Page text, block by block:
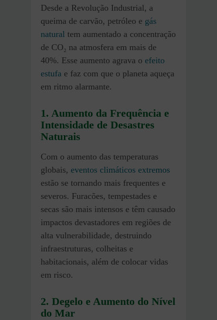
Desde a Revolução Industrial, a
queima de carvão, petróleo e gás
natural tem aumentado a concentração
de CO₂ na atmosfera em mais de
40%. Esse aumento agrava o efeito
estufa e faz com que o planeta aqueça
em ritmo alarmante.
1. Aumento da Frequência e
Intensidade de Desastres
Naturais
Com o aumento das temperaturas
globais, eventos climáticos extremos
estão se tornando mais frequentes e
severos. Furacões, tempestades e
secas são mais intensos e têm causado
impactos devastadores em regiões de
alta vulnerabilidade, destruindo
infraestruturas, colheitas e
habitacionais, além de colocar vidas
em risco.
2. Degelo e Aumento do Nível
do Mar